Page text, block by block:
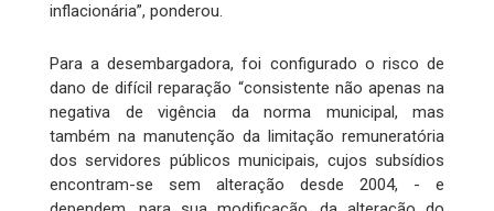
inflacionária”, ponderou.
Para a desembargadora, foi configurado o risco de
dano de difícil reparação “consistente não apenas na
negativa de vigência da norma municipal, mas
também na manutenção da limitação remuneratória
dos servidores públicos municipais, cujos subsídios
encontram-se sem alteração desde 2004, - e